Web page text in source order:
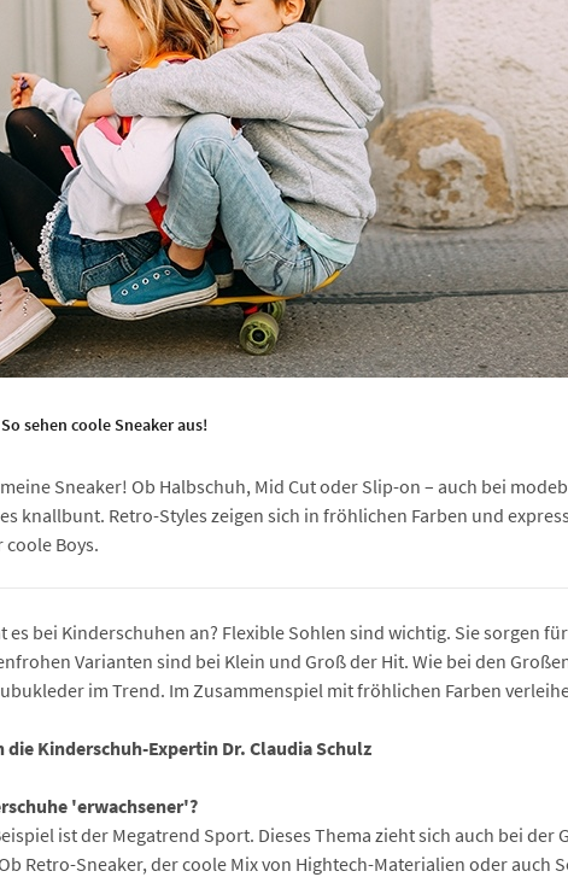
sehen coole Sneaker aus!
Sneaker! Ob Halbschuh, Mid Cut oder Slip-on – auch bei
knallbunt. Retro-Styles zeigen sich in fröhlichen Farben und
Boys.
es bei Kinderschuhen an? Flexible Sohlen sind wichtig. Sie sorgen
Varianten sind bei Klein und Groß der Hit. Wie bei den
im Trend. Im Zusammenspiel mit fröhlichen Farben
die Kinderschuh-Expertin Dr. Claudia Schulz
'erwachsener'?
ist der Megatrend Sport. Dieses Thema zieht sich auch bei
Retro-Sneaker, der coole Mix von Hightech-Materialien oder